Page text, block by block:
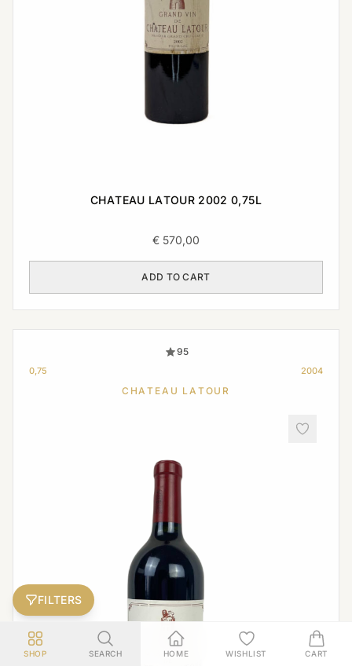
CHATEAU LATOUR 2002 0,75L
€ 570,00
ADD TO CART
95
0,75 2004
CHATEAU LATOUR
FILTERS
SHOP SEARCH HOME WISHLIST CART